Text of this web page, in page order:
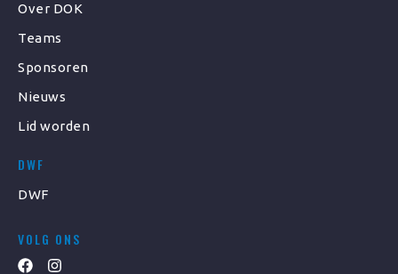
Over DOK
Teams
Sponsoren
Nieuws
Lid worden
DWF
DWF
VOLG ONS